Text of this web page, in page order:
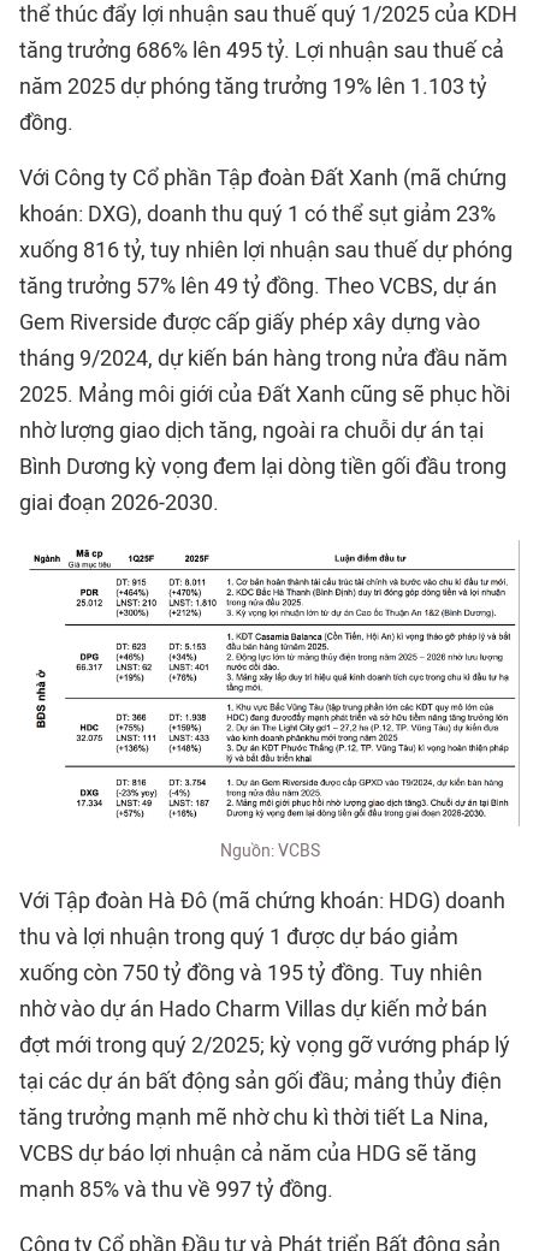
thể thúc đẩy lợi nhuận sau thuế quý 1/2025 của KDH
tăng trưởng 686% lên 495 tỷ. Lợi nhuận sau thuế cả
năm 2025 dự phóng tăng trưởng 19% lên 1.103 tỷ
đồng.
Với Công ty Cổ phần Tập đoàn Đất Xanh (mã chứng
khoán: DXG), doanh thu quý 1 có thể sụt giảm 23%
xuống 816 tỷ, tuy nhiên lợi nhuận sau thuế dự phóng
tăng trưởng 57% lên 49 tỷ đồng. Theo VCBS, dự án
Gem Riverside được cấp giấy phép xây dựng vào
tháng 9/2024, dự kiến bán hàng trong nửa đầu năm
2025. Mảng môi giới của Đất Xanh cũng sẽ phục hồi
nhờ lượng giao dịch tăng, ngoài ra chuỗi dự án tại
Bình Dương kỳ vọng đem lại dòng tiền gối đầu trong
giai đoạn 2026-2030.
Nguồn: VCBS
Với Tập đoàn Hà Đô (mã chứng khoán: HDG) doanh
thu và lợi nhuận trong quý 1 được dự báo giảm
xuống còn 750 tỷ đồng và 195 tỷ đồng. Tuy nhiên
nhờ vào dự án Hado Charm Villas dự kiến mở bán
đợt mới trong quý 2/2025; kỳ vọng gỡ vướng pháp lý
tại các dự án bất động sản gối đầu; mảng thủy điện
tăng trưởng mạnh mẽ nhờ chu kì thời tiết La Nina,
VCBS dự báo lợi nhuận cả năm của HDG sẽ tăng
mạnh 85% và thu về 997 tỷ đồng.
Công ty Cổ phần Đầu tư và Phát triển Bất động sản